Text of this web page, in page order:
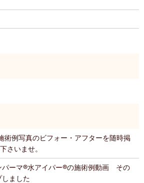
術例写真のビフォー・アフターを随時掲
さいませ。
パーマ®️水アイパー®️の施術例動画 その
ました